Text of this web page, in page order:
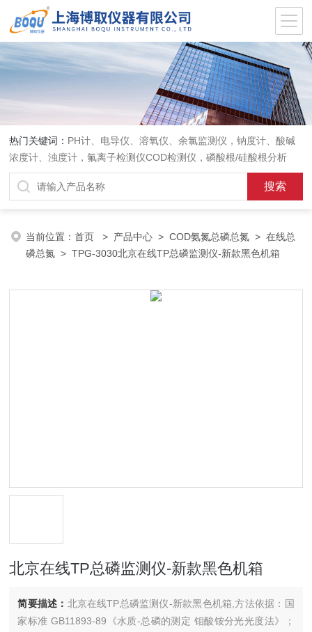
热门关键词： PH计、电导仪、溶氧仪、余氯监测仪，钠度计、酸碱
浓度计、浊度计，氟离子检测仪COD检测仪，磷酸根/硅酸根分析
仪，PH电极、溶氧电极、电导电极
当前位置：首页 > 产品中心 >COD氨氮总磷总氮 >在线总
磷总氮 > TPG-3030北京在线TP总磷监测仪-新款黑色机箱
北京在线TP总磷监测仪-新款黑色机箱
简要描述： 北京在线TP总磷监测仪-新款黑色机箱,方法依据：国
家标准 GB11893-89《水质-总磷的测定 钼酸铵分光光度法》；